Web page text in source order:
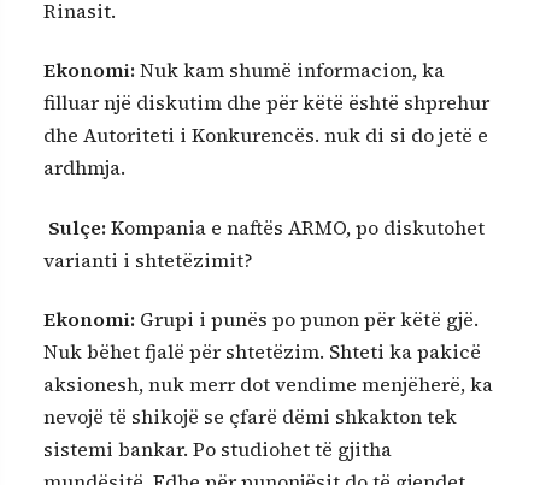
Rinasit.
Ekonomi: Nuk kam shumë informacion, ka
filluar një diskutim dhe për këtë është shprehur
dhe Autoriteti i Konkurencës. nuk di si do jetë e
ardhmja.
Sulçe: Kompania e naftës ARMO, po diskutohet
varianti i shtetëzimit?
Ekonomi: Grupi i punës po punon për këtë gjë.
Nuk bëhet fjalë për shtetëzim. Shteti ka pakicë
aksionesh, nuk merr dot vendime menjëherë, ka
nevojë të shikojë se çfarë dëmi shkakton tek
sistemi bankar. Po studiohet të gjitha